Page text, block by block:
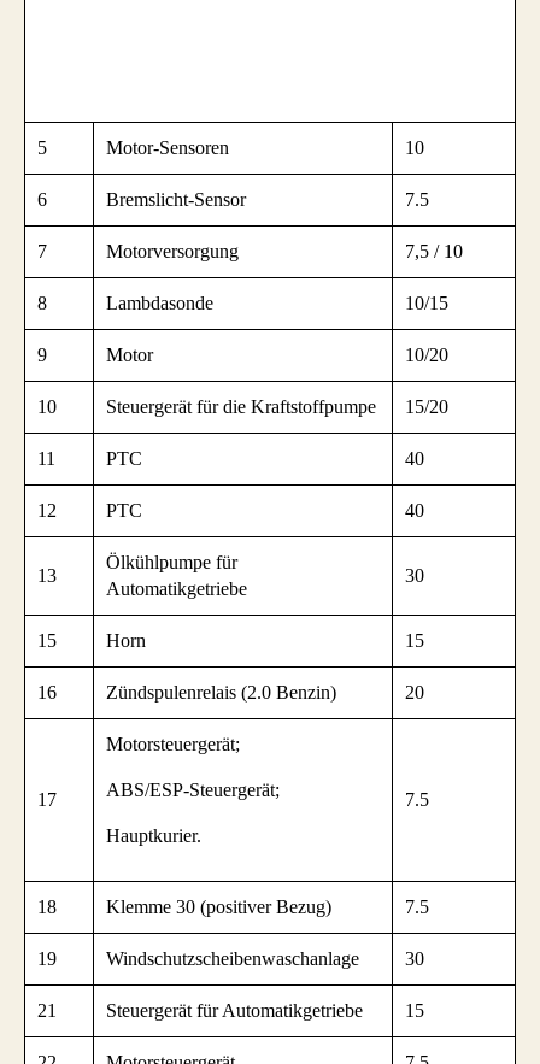
5 Motor-Sensoren 10
6 Bremslicht-Sensor 7.5
7 Motorversorgung 7,5 / 10
8 Lambdasonde 10/15
9 Motor 10/20
10 Steuergerät für die Kraftstoffpumpe 15/20
11 PTC 40
12 PTC 40
13
Ölkühlpumpe für
Automatikgetriebe
30
15 Horn 15
16 Zündspulenrelais (2.0 Benzin) 20
17
Motorsteuergerät;
ABS/ESP-Steuergerät;
Hauptkurier.
7.5
18 Klemme 30 (positiver Bezug) 7.5
19 Windschutzscheibenwaschanlage 30
21 Steuergerät für Automatikgetriebe 15